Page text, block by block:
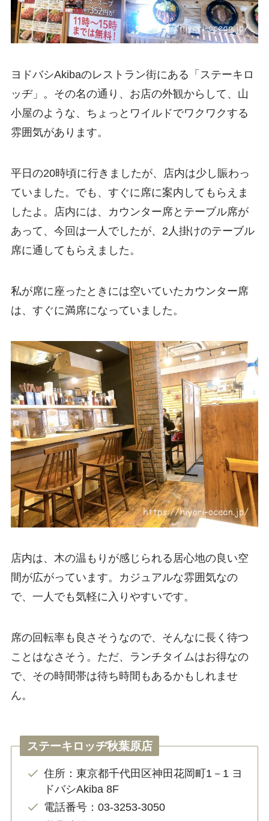
ヨドバシAkibaのレストラン街にある「ステーキロ
ッヂ」。その名の通り、お店の外観からして、山
小屋のような、ちょっとワイルドでワクワクする
雰囲気があります。
平日の20時頃に行きましたが、店内は少し賑わっ
ていました。でも、すぐに席に案内してもらえま
したよ。店内には、カウンター席とテーブル席が
あって、今回は一人でしたが、2人掛けのテーブル
席に通してもらえました。
私が席に座ったときには空いていたカウンター席
は、すぐに満席になっていました。
店内は、木の温もりが感じられる居心地の良い空
間が広がっています。カジュアルな雰囲気なの
で、一人でも気軽に入りやすいです。
席の回転率も良さそうなので、そんなに長く待つ
ことはなさそう。ただ、ランチタイムはお得なの
で、その時間帯は待ち時間もあるかもしれませ
ん。
ステーキロッヂ秋葉原店
住所：東京都千代田区神田花岡町1－1 ヨ
ドバシAkiba 8F
電話番号：03-3253-3050